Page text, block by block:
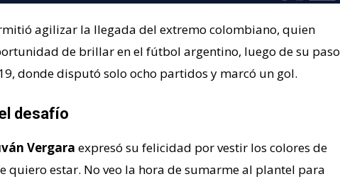
agilizar la llegada del extremo colombiano, quien
de brillar en el fútbol argentino, luego de su paso
donde disputó solo ocho partidos y marcó un gol.
desafío
Vergara expresó su felicidad por vestir los colores de
quiero estar. No veo la hora de sumarme al plantel para